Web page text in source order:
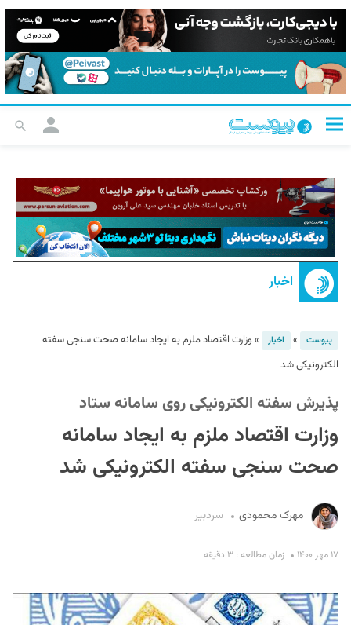
اخبار
پیوست » اخبار » وزارت اقتصاد ملزم به ایجاد سامانه صحت سنجی سفته
الکترونیکی شد
پذیرش سفته الکترونیکی روی سامانه ستاد
وزارت اقتصاد ملزم به ایجاد سامانه
صحت سنجی سفته الکترونیکی شد
مهرک محمودی سردبیر
۱۷ مهر ۱۴۰۰ زمان مطالعه : ۳ دقیقه